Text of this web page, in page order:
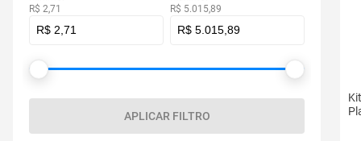
R$ 2,71
R$ 5.015,89
APLICAR FILTRO